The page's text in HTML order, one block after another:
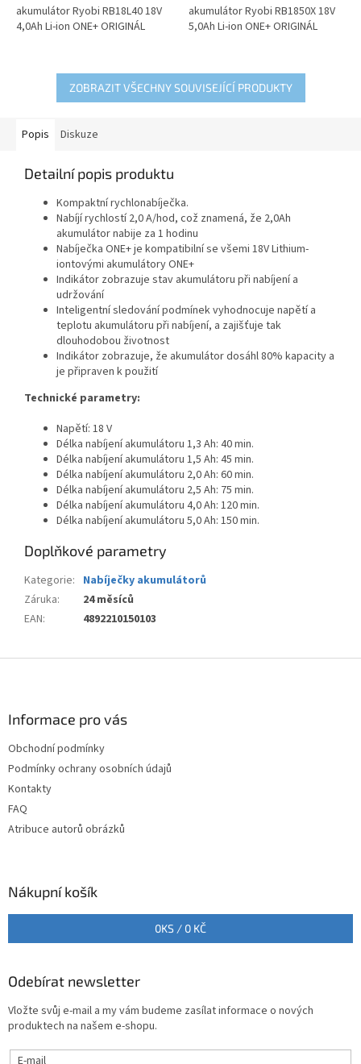
5
hvězdiček.
akumulátor Ryobi RB18L40 18V
4,0Ah Li-ion ONE+ ORIGINÁL
5
hvězdiček.
akumulátor Ryobi RB1850X 18V
5,0Ah Li-ion ONE+ ORIGINÁL
ZOBRAZIT VŠECHNY SOUVISEJÍCÍ PRODUKTY
Popis Diskuze
Detailní popis produktu
Kompaktní rychlonabíječka.
Nabíjí rychlostí 2,0 A/hod, což znamená, že 2,0Ah
akumulátor nabije za 1 hodinu
Nabíječka ONE+ je kompatibilní se všemi 18V Lithium-
iontovými akumulátory ONE+
Indikátor zobrazuje stav akumulátoru při nabíjení a
udržování
Inteligentní sledování podmínek vyhodnocuje napětí a
teplotu akumulátoru při nabíjení, a zajišťuje tak
dlouhodobou životnost
Indikátor zobrazuje, že akumulátor dosáhl 80% kapacity a
je připraven k použití
Technické parametry:
Napětí: 18 V
Délka nabíjení akumulátoru 1,3 Ah: 40 min.
Délka nabíjení akumulátoru 1,5 Ah: 45 min.
Délka nabíjení akumulátoru 2,0 Ah: 60 min.
Délka nabíjení akumulátoru 2,5 Ah: 75 min.
Délka nabíjení akumulátoru 4,0 Ah: 120 min.
Délka nabíjení akumulátoru 5,0 Ah: 150 min.
Doplňkové parametry
Kategorie: Nabíječky akumulátorů
Záruka:
24 měsíců
EAN: 4892210150103
Informace pro vás
Obchodní podmínky
Podmínky ochrany osobních údajů
Kontakty
FAQ
Atribuce autorů obrázků
Nákupní košík
0KS / 0 KČ
Odebírat newsletter
Vložte svůj e-mail a my vám budeme zasílat informace o nových
produktech na našem e-shopu.